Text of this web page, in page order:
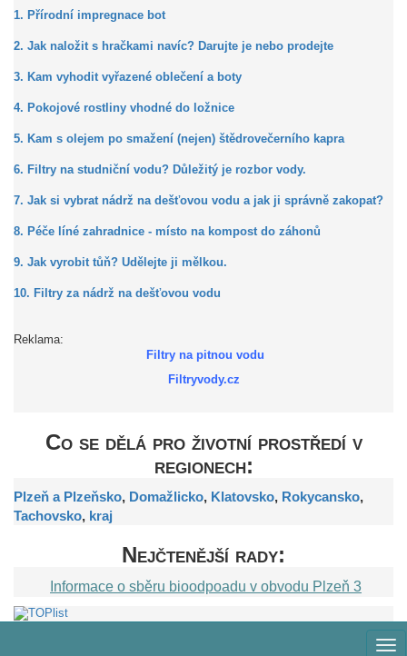
1. Přírodní impregnace bot
2. Jak naložit s hračkami navíc? Darujte je nebo prodejte
3. Kam vyhodit vyřazené oblečení a boty
4. Pokojové rostliny vhodné do ložnice
5. Kam s olejem po smažení (nejen) štědrovečerního kapra
6. Filtry na studniční vodu? Důležitý je rozbor vody.
7. Jak si vybrat nádrž na dešťovou vodu a jak ji správně zakopat?
8. Péče líné zahradnice - místo na kompost do záhonů
9. Jak vyrobit tůň? Udělejte ji mělkou.
10. Filtry za nádrž na dešťovou vodu
Reklama:
Filtry na pitnou vodu
Filtryvody.cz
Co se dělá pro životní prostředí v
regionech:
Plzeň a Plzeňsko, Domažlicko, Klatovsko, Rokycansko,
Tachovsko, kraj
Nejčtenější rady:
Informace o sběru bioodpoadu v obvodu Plzeň 3